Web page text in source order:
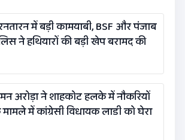
में बड़ी कामयाबी, BSF और पंजाब
ने हथियारों की बड़ी खेप बरामद की
अरोड़ा ने शाहकोट हलके में नौकरियों
में कांग्रेसी विधायक लाडी को घेरा